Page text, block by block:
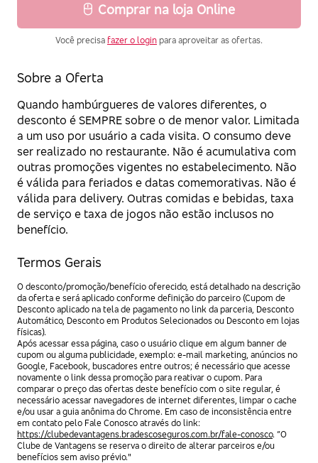
Comprar na loja Online
Você precisa fazer o login para aproveitar as ofertas.
Sobre a Oferta
Quando hambúrgueres de valores diferentes, o
desconto é SEMPRE sobre o de menor valor. Limitada
a um uso por usuário a cada visita. O consumo deve
ser realizado no restaurante. Não é acumulativa com
outras promoções vigentes no estabelecimento. Não
é válida para feriados e datas comemorativas. Não é
válida para delivery. Outras comidas e bebidas, taxa
de serviço e taxa de jogos não estão inclusos no
benefício.
Termos Gerais
O desconto/promoção/benefício oferecido, está detalhado na descrição
da oferta e será aplicado conforme definição do parceiro (Cupom de
Desconto aplicado na tela de pagamento no link da parceria, Desconto
Automático, Desconto em Produtos Selecionados ou Desconto em lojas
físicas).
Após acessar essa página, caso o usuário clique em algum banner de
cupom ou alguma publicidade, exemplo: e-mail marketing, anúncios no
Google, Facebook, buscadores entre outros; é necessário que acesse
novamente o link dessa promoção para reativar o cupom. Para
comparar o preço das ofertas deste benefício com o site regular, é
necessário acessar navegadores de internet diferentes, limpar o cache
e/ou usar a guia anônima do Chrome. Em caso de inconsistência entre
em contato pelo Fale Conosco através do link:
https://clubedevantagens.bradescoseguros.com.br/fale-conosco. “O
Clube de Vantagens se reserva o direito de alterar parceiros e/ou
benefícios sem aviso prévio."